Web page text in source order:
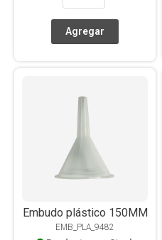
Embudo plástico 150MM
EMB_PLA_9482